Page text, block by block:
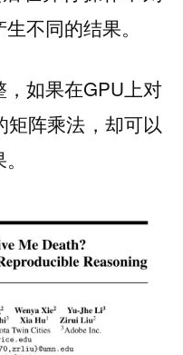
不同的结果。
如果在GPU上对
矩阵乘法，却可以